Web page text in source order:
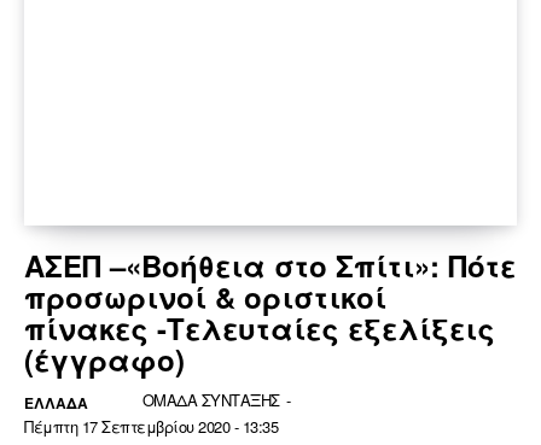
ΑΣΕΠ –«Βοήθεια στο Σπίτι»: Πότε
προσωρινοί & οριστικοί
πίνακες -Τελευταίες εξελίξεις
(έγγραφο)
ΕΛΛΆΔΑ ΟΜΑΔΑ ΣΥΝΤΑΞΗΣ -
Πέμπτη 17 Σεπτεμβρίου 2020 - 13:35